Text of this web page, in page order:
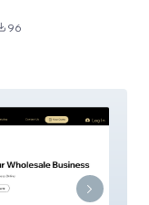
96